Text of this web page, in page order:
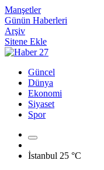
Manşetler
Günün Haberleri
Arşiv
Sitene Ekle
Güncel
Dünya
Ekonomi
Siyaset
Spor
İstanbul 25 °C